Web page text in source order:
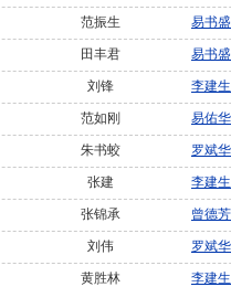
范振生 易书盛
田丰君 易书盛
刘锋 李建生
范如刚 易佑华
朱书蛟 罗斌华
张建 李建生
张锦承 曾德芳
刘伟 罗斌华
黄胜林 李建生